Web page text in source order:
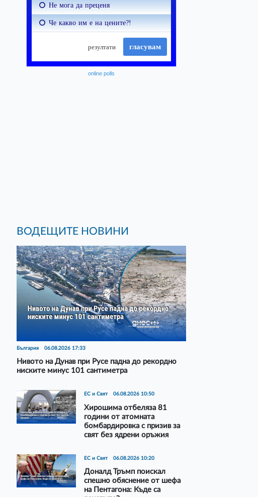
online polls
ВОДЕЩИТЕ НОВИНИ
България 06.08.2026 17:33
Нивото на Дунав при Русе падна до рекордно
ниските минус 101 сантиметра
ЕС и Свят 06.08.2026 10:50
Хирошима отбеляза 81
години от атомната
бомбардировка с призив за
свят без ядрени оръжия
ЕС и Свят 06.08.2026 10:20
Доналд Тръмп поискал
спешно обяснение от шефа
на Пентагона: Къде са